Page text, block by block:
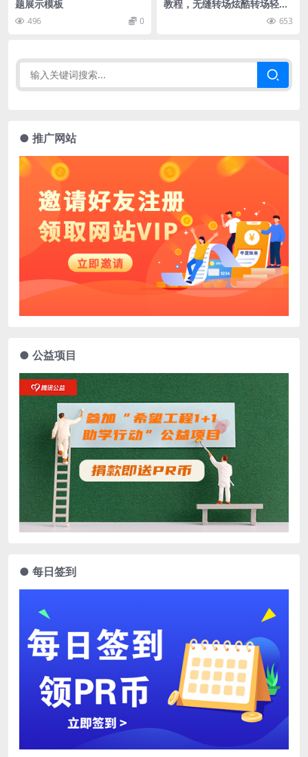
题展示模板
496 0
教程，无缝转场炫酷转场轻松
653
● 推广网站
● 公益项目
● 每日签到